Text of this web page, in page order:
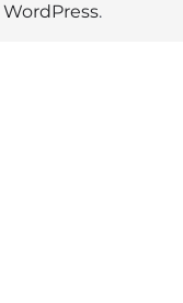
WordPress.